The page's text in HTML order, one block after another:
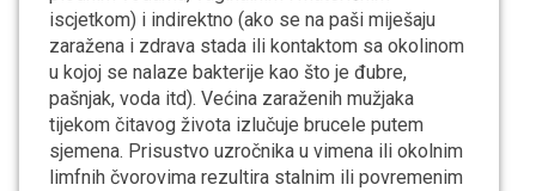
iscjetkom) i indirektno (ako se na paši miješaju
zaražena i zdrava stada ili kontaktom sa okolinom
u kojoj se nalaze bakterije kao što je đubre,
pašnjak, voda itd). Većina zaraženih mužjaka
tijekom čitavog života izlučuje brucele putem
sjemena. Prisustvo uzročnika u vimena ili okolnim
limfnih čvorovima rezultira stalnim ili povremenim